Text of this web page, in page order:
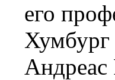
его
Хумбург
Андреас